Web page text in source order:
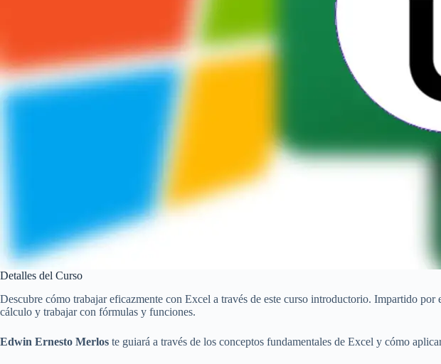
Detalles del Curso
Descubre cómo trabajar eficazmente con Excel a través de este curso introductorio. Impartido
cálculo y trabajar con fórmulas y funciones.
Edwin Ernesto Merlos te guiará a través de los conceptos fundamentales de Excel y cómo